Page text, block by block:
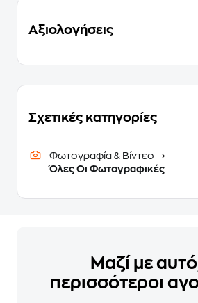
Αξιολογήσεις
Σχετικές κατηγορίες
Φωτογραφία & Βίντεο
Όλες Οι Φωτογραφικές
Μαζί με
περισσότεροι